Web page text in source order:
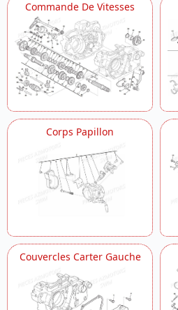
Commande De Vitesses
Corps Papillon
Couvercles Carter Gauche